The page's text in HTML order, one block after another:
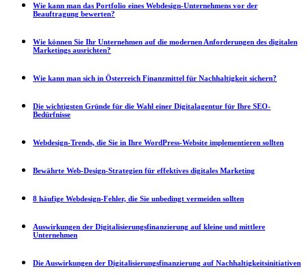
Wie kann man das Portfolio eines Webdesign-Unternehmens vor der
Beauftragung bewerten?
Wie können Sie Ihr Unternehmen auf die modernen Anforderungen des digitalen
Marketings ausrichten?
Wie kann man sich in Österreich Finanzmittel für Nachhaltigkeit sichern?
Die wichtigsten Gründe für die Wahl einer Digitalagentur für Ihre SEO-
Bedürfnisse
Webdesign-Trends, die Sie in Ihre WordPress-Website implementieren sollten
Bewährte Web-Design-Strategien für effektives digitales Marketing
8 häufige Webdesign-Fehler, die Sie unbedingt vermeiden sollten
Auswirkungen der Digitalisierungsfinanzierung auf kleine und mittlere
Unternehmen
Die Auswirkungen der Digitalisierungsfinanzierung auf Nachhaltigkeitsinitiativen